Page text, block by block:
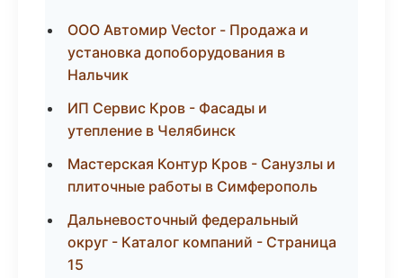
ООО Автомир Vector - Продажа и
установка допоборудования в
Нальчик
ИП Сервис Кров - Фасады и
утепление в Челябинск
Мастерская Контур Кров - Санузлы и
плиточные работы в Симферополь
Дальневосточный федеральный
округ - Каталог компаний - Страница
15